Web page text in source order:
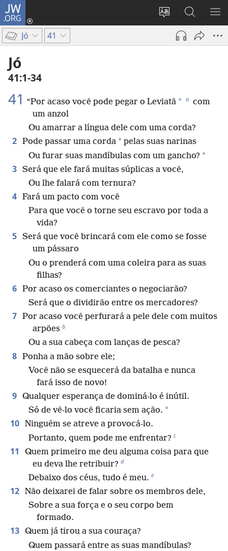
JW.ORG
Mudar
idioma
Log
Buscar
no
JW.ORG
Jó 41
Jó
41:1-34
41 “Por acaso você pode pegar o Leviatã * a com
um anzol
Ou amarrar a língua dele com uma corda?
2 Pode passar uma corda * pelas suas narinas
Ou furar suas mandíbulas com um gancho? *
3 Será que ele fará muitas súplicas a você,
Ou lhe falará com ternura?
4 Fará um pacto com você
Para que você o torne seu escravo por toda a
vida?
5 Será que você brincará com ele como se fosse
um pássaro
Ou o prenderá com uma coleira para as suas
filhas?
6 Por acaso os comerciantes o negociarão?
Será que o dividirão entre os mercadores?
7 Por acaso você perfurará a pele dele com muitos
arpões b
Ou a sua cabeça com lanças de pesca?
8 Ponha a mão sobre ele;
Você não se esquecerá da batalha e nunca
fará isso de novo!
9 Qualquer esperança de dominá-lo é inútil.
Só de vê-lo você ficaria sem ação. *
10 Ninguém se atreve a provocá-lo.
Portanto, quem pode me enfrentar? c
11
Quem primeiro me deu alguma coisa para que
eu deva lhe retribuir? d
Debaixo dos céus, tudo é meu. e
12 Não deixarei de falar sobre os membros dele,
Sobre a sua força e o seu corpo bem
formado.
13 Quem já tirou a sua couraça?
Quem passará entre as suas mandíbulas?